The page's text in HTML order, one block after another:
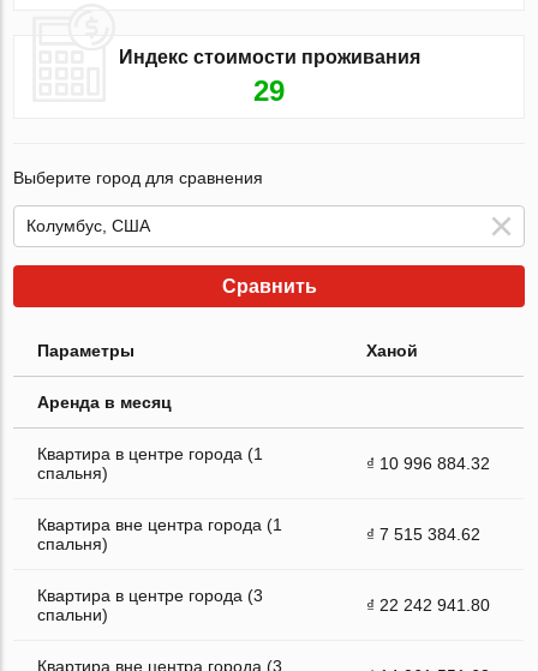
Индекс стоимости проживания
29
Выберите город для сравнения
Сравнить
Параметры Ханой
Аренда в месяц
Квартира в центре города (1
спальня)
₫ 10 996 884.32
Квартира вне центра города (1
спальня)
₫ 7 515 384.62
Квартира в центре города (3
спальни)
₫ 22 242 941.80
Квартира вне центра города (3